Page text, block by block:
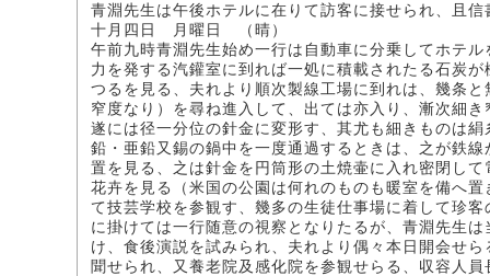
青淵先生は午後ホテルに在りて訪客に接せられ、且信
十月四日 月曜日 （晴）
午前九時青淵先生始め一行は自動車に分乗してホテ
力を発する汽鑵室に到れば一処に積載されたる石炭
つるを見る、夫れより順次製線工場に到れは、幾条
窄度なり）を尋ね進入して、出ては亦入り、漸次細
遂には径一分位の針金に変形す、其尤も細きものは
鉛・亜鉛又錫の鍋中を一度通過するときは、之が鉄
置を見る、之は針金を円筒形の土焼壷に入れ密閉し
花卉を見る（米国の公園は何れのものも暖室を備へ
て技芸学校を参観す、幾多の生徒仕事場に着して珍
に掛けては一行随意の視察となりたるが、青淵先生
け、食後演説を試みられ、夫れより偶々本日開会せ
聞せられ、又養老院及感化院を参観せらる、収容人